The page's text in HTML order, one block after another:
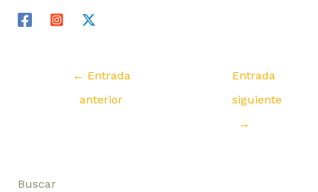
← Entrada
anterior
Entrada
siguiente
→
Buscar